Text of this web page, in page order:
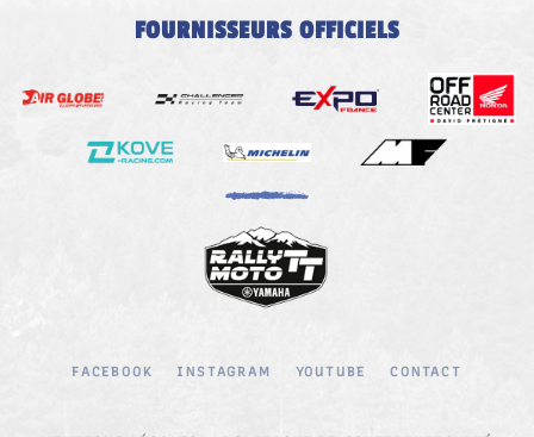
FOURNISSEURS OFFICIELS
FACEBOOK INSTAGRAM YOUTUBE CONTACT